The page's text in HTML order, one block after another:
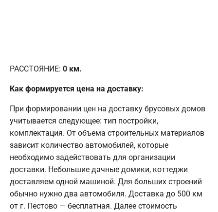
РАССТОЯНИЕ: 0 км.
Как формируется цена на доставку:
При формировании цен на доставку брусовых домов
учитывается следующее: тип постройки,
комплектация. От объема строительных материалов
зависит количество автомобилей, которые
необходимо задействовать для организации
доставки. Небольшие дачные домики, коттеджи
доставляем одной машиной. Для больших строений
обычно нужно два автомобиля. Доставка до 500 км
от г. Пестово — бесплатная. Далее стоимость